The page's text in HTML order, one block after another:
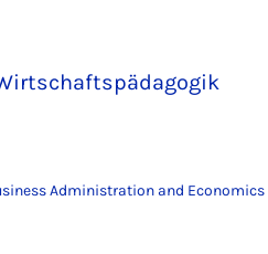
Administration and Economics